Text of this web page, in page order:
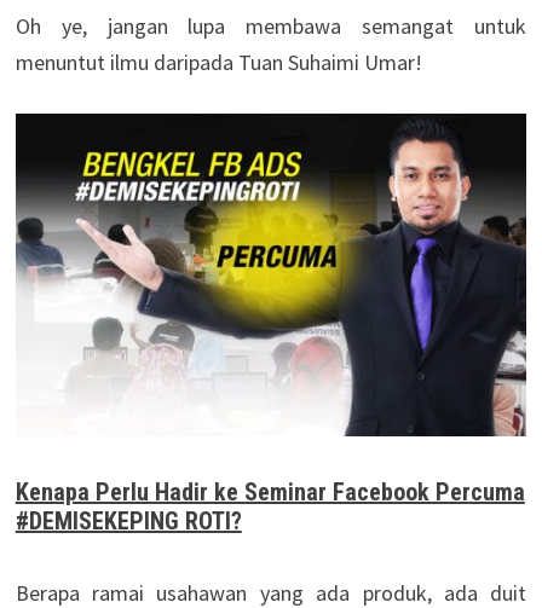
Oh ye, jangan lupa membawa semangat untuk
menuntut ilmu daripada Tuan Suhaimi Umar!
Kenapa Perlu Hadir ke Seminar Facebook Percuma
#DEMISEKEPING ROTI?
Berapa ramai usahawan yang ada produk, ada duit